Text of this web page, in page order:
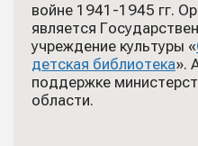
войне 1941-1945 гг.
является
учреждение культуры «
детская библиотека».
поддержке
области.